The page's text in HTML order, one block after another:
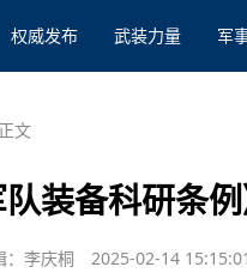
权威发布 武装力量 军
正文
装备科研条
：李庆桐 2025-02-14 15:15:01